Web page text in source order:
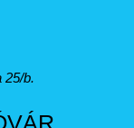
25/b.